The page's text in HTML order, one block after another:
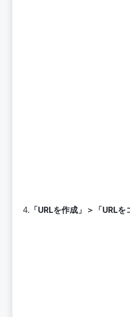
4. 「URLを作成」＞「URLを